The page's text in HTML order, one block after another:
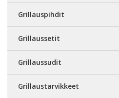
Grillauspihdit
Grillaussetit
Grillaussudit
Grillaustarvikkeet